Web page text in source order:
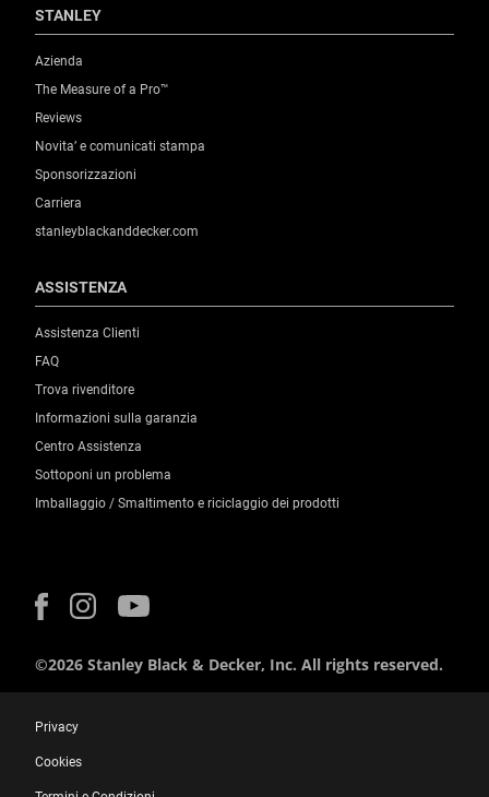
STANLEY
Azienda
The Measure of a Pro™
Reviews
Novita’ e comunicati stampa
Sponsorizzazioni
Carriera
stanleyblackanddecker.com
ASSISTENZA
Assistenza Clienti
FAQ
Trova rivenditore
Informazioni sulla garanzia
Centro Assistenza
Sottoponi un problema
Imballaggio / Smaltimento e riciclaggio dei prodotti
©2026 Stanley Black & Decker, Inc. All rights reserved.
Privacy
Cookies